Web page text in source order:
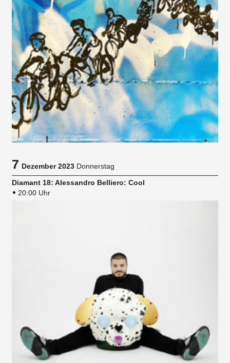
7Dezember 2023 Donnerstag
Diamant 18: Alessandro Belliero: Cool
20:00 Uhr